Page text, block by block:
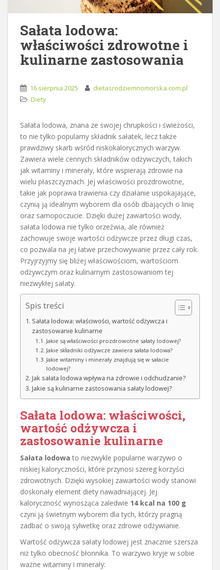
Sałata lodowa:
właściwości zdrowotne i
kulinarne zastosowania
16 sierpnia 2025
dietasrodziemnomorska.com.pl
Diety
Sałata lodowa, znana ze swojej chrupkości i świeżości,
to nie tylko popularny składnik sałatek, lecz także
prawdziwy skarb wśród niskokalorycznych warzyw.
Zawiera wiele cennych składników odżywczych, takich
jak witaminy i minerały, które wspierają zdrowie na
wielu płaszczyznach. Jej właściwości prozdrowotne,
takie jak poprawa trawienia czy działanie uspokajające,
czynią ją idealnym wyborem dla osób dbających o linię
oraz samopoczucie. Dzięki dużej zawartości wody,
sałata lodowa nie tylko orzeźwia, ale również
zachowuje swoje wartości odżywcze przez długi czas,
co pozwala na jej łatwe przechowywanie przez cały rok.
Przyjrzyjmy się bliżej właściwościom, wartościom
odżywczym oraz kulinarnym zastosowaniom tej
niezwykłej sałaty.
Spis treści
Sałata lodowa: właściwości, wartość odżywcza i
zastosowanie kulinarne
Jakie są właściwości prozdrowotne sałaty lodowej?
Jakie składniki odżywcze zawiera sałata lodowa?
Jakie witaminy i minerały znajdują się w sałacie
lodowej?
Jak sałata lodowa wpływa na zdrowie i odchudzanie?
Jakie są kulinarne zastosowania sałaty lodowej?
Sałata lodowa: właściwości,
wartość odżywcza i
zastosowanie kulinarne
Sałata lodowa to niezwykle popularne warzywo o
niskiej kaloryczności, które przynosi szereg korzyści
zdrowotnych. Dzięki wysokiej zawartości wody stanowi
doskonały element diety nawadniającej. Jej
kaloryczność wynosząca zaledwie 14 kcal na 100 g
czyni ją świetnym wyborem dla tych, którzy pragną
zadbać o swoją sylwetkę oraz zdrowe odżywianie.
Wartość odżywcza sałaty lodowej jest znacznie szersza
niż tylko obecność błonnika. To warzywo kryje w sobie
ważne witaminy i minerały: